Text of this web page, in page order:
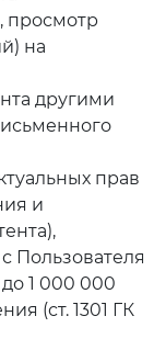
просмотр
на
другими
прав
и
Пользователя
1 000 000
(ст. 1301 ГК